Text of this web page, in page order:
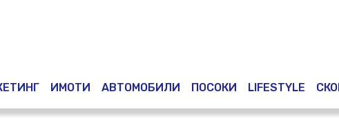
ИМОТИ АВТОМОБИЛИ ПОСОКИ LIFESTYLE